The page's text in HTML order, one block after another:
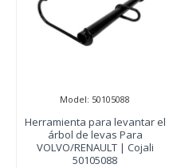
Model: 50105088
Herramienta para levantar el
árbol de levas Para
VOLVO/RENAULT | Cojali
50105088